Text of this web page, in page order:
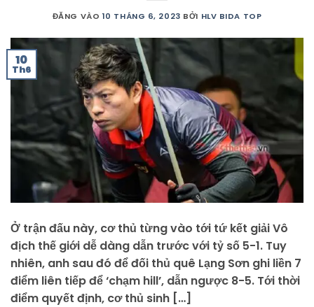
ĐĂNG VÀO 10 THÁNG 6, 2023 BỞI HLV BIDA TOP
10
Th6
Ở trận đấu này, cơ thủ từng vào tới tứ kết giải Vô
địch thế giới dễ dàng dẫn trước với tỷ số 5-1. Tuy
nhiên, anh sau đó để đối thủ quê Lạng Sơn ghi liền 7
điểm liên tiếp để ‘chạm hill’, dẫn ngược 8-5. Tới thời
điểm quyết định, cơ thủ sinh […]